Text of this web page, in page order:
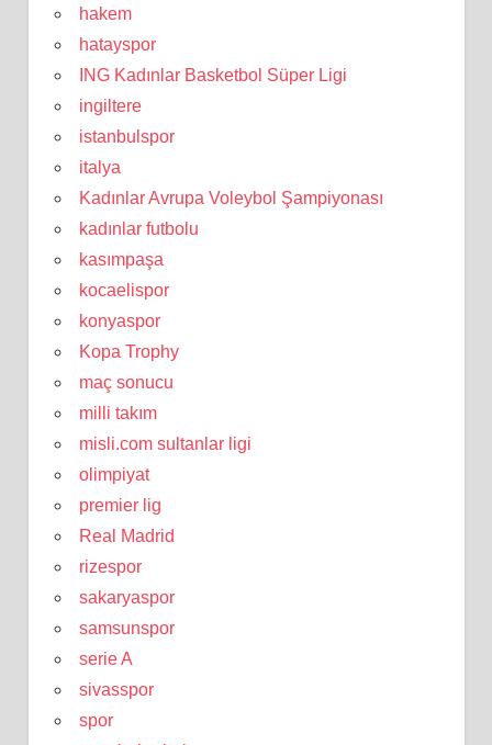
hakem
hatayspor
ING Kadınlar Basketbol Süper Ligi
ingiltere
istanbulspor
italya
Kadınlar Avrupa Voleybol Şampiyonası
kadınlar futbolu
kasımpaşa
kocaelispor
konyaspor
Kopa Trophy
maç sonucu
milli takım
misli.com sultanlar ligi
olimpiyat
premier lig
Real Madrid
rizespor
sakaryaspor
samsunspor
serie A
sivasspor
spor